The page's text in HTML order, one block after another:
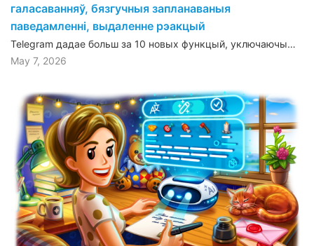
галасаванняў, бязгучныя запланаваныя
паведамленні, выдаленне рэакцый
Telegram дадае больш за 10 новых функцый, уключаючы…
May 7, 2026